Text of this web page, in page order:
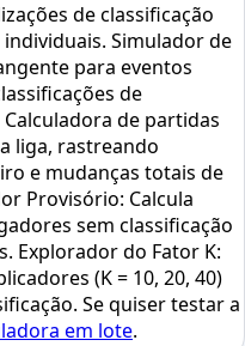
de classificação
Simulador de
para eventos
de
de partidas
liga, rastreando
e mudanças totais de
Provisório: Calcula
sem classificação
Explorador do Fator K:
(K = 10, 20, 40)
Se quiser testar a
em lote.